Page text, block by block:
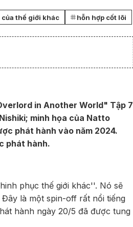
của thế giới khác
hỗn hợp cốt lõi
in Another World" Tập 7
minh họa của Natto
phát hành vào năm 2024.
phát hành.
phục thế giới khác''. Nó sẽ
là một spin-off rất nổi tiếng
hành ngày 20/5 đã được tung